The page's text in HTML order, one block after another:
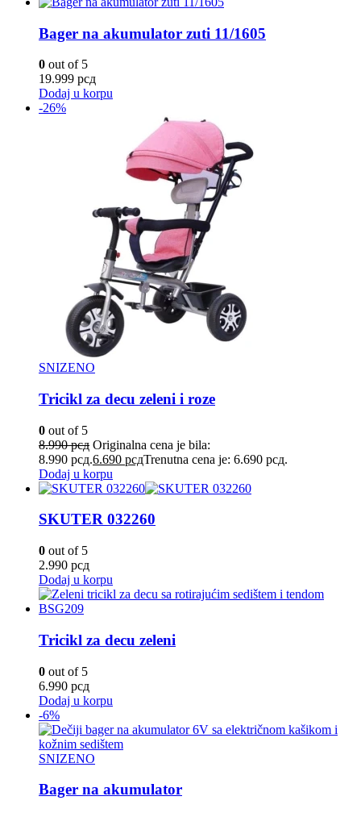
Bager na akumulator zuti 11/1605
0 out of 5
19.999 рсд
Dodaj u korpu
-26%
SNIZENO
Tricikl za decu zeleni i roze
0 out of 5
8.990рсд Originalna cena je bila:
8.990 рсд.6.690 рсдTrenutna cena je: 6.690 рсд.
Dodaj u korpu
SKUTER 032260
0 out of 5
2.990 рсд
Dodaj u korpu
Tricikl za decu zeleni
0 out of 5
6.990 рсд
Dodaj u korpu
-6%
SNIZENO
Bager na akumulator